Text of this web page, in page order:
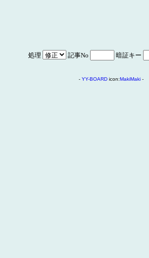
処理 記事No 暗証キー
- YY-BOARDicon:MakiMaki-